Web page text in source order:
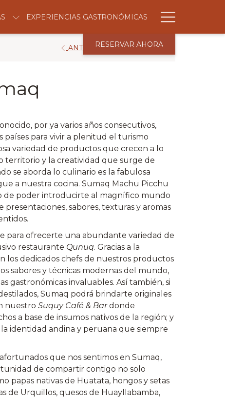
EXPERIENCIAS GASTRONÓMICAS
Menu
RESERVAR AHORA
ANTERIOR SIGUIENTE
por ya varios años consecutivos,
países para vivir a plenitud el turismo
variedad de productos que crecen a lo
territorio y la creatividad que surge de
se aborda lo culinario es la fabulosa
a nuestra cocina. Sumaq Machu Picchu
de poder introducirte al magnífico mundo
presentaciones, sabores, texturas y aromas
para ofrecerte una abundante variedad de
restaurante Qunuq. Gracias a la
los dedicados chefs de nuestros productos
sabores y técnicas modernas del mundo,
gastronómicas invaluables. Así también, si
Sumaq podrá brindarte originales
nuestro Suquy Café & Bardonde
a base de insumos nativos de la región; y
identidad andina y peruana que siempre
que nos sentimos en Sumaq,
de compartir contigo no solo
papas nativas de Huatata, hongos y setas
de Urquillos, quesos de Huayllabamba,